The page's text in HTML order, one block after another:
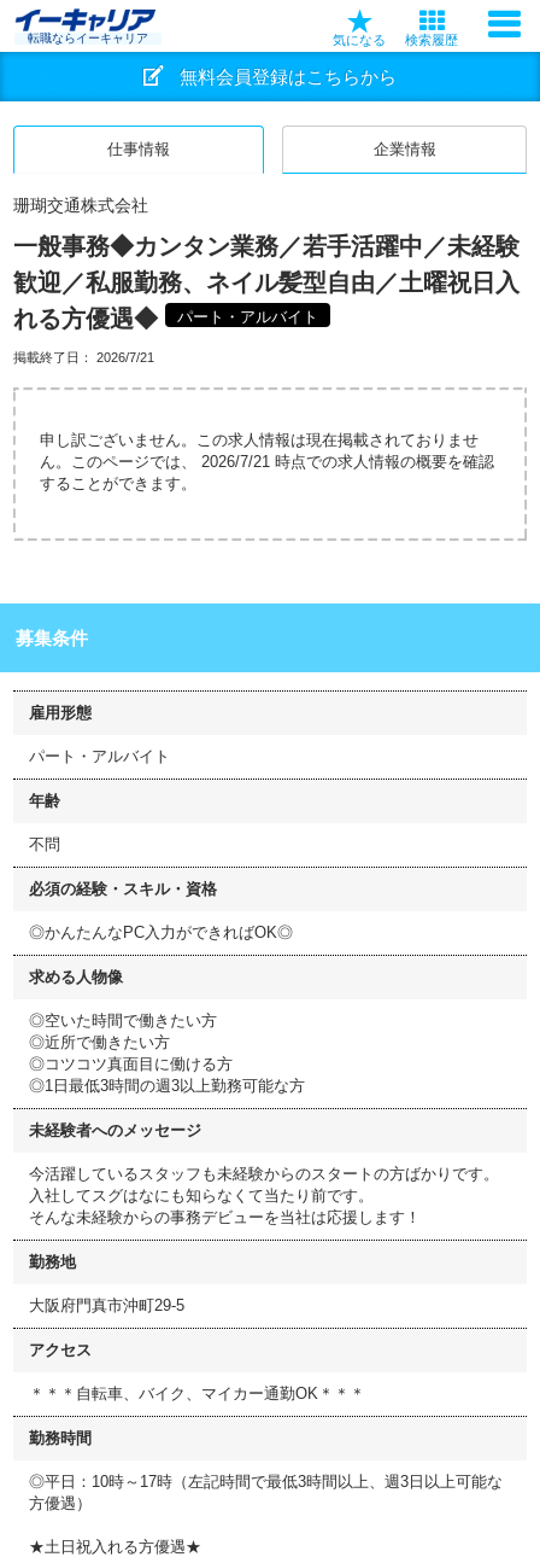
転職ならイーキャリア 気になる 検索履歴
無料会員登録はこちらから
仕事情報 企業情報
珊瑚交通株式会社
一般事務◆カンタン業務／若手活躍中／未経験
歓迎／私服勤務、ネイル髪型自由／土曜祝日入
れる方優遇◆
パート・アルバイト
掲載終了日： 2026/7/21
申し訳ございません。この求人情報は現在掲載されておりませ
ん。このページでは、 2026/7/21 時点での求人情報の概要を確認
することができます。
募集条件
雇用形態
パート・アルバイト
年齢
不問
必須の経験・スキル・資格
◎かんたんなPC入力ができればOK◎
求める人物像
◎空いた時間で働きたい方
◎近所で働きたい方
◎コツコツ真面目に働ける方
◎1日最低3時間の週3以上勤務可能な方
未経験者へのメッセージ
今活躍しているスタッフも未経験からのスタートの方ばかりです。
入社してスグはなにも知らなくて当たり前です。
そんな未経験からの事務デビューを当社は応援します！
勤務地
大阪府門真市沖町29-5
アクセス
＊＊＊自転車、バイク、マイカー通勤OK＊＊＊
勤務時間
◎平日：10時～17時（左記時間で最低3時間以上、週3日以上可能な
方優遇）
★土日祝入れる方優遇★